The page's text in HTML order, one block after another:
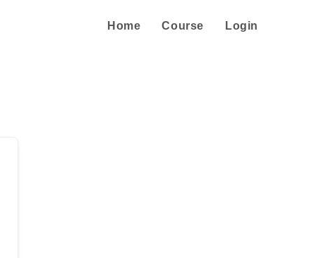
Home Course Login